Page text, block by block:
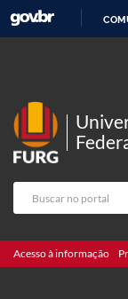
Acesso à informação